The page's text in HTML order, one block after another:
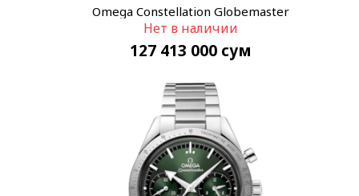
Omega Constellation Globemaster
130.33.41.22.10.001
Нет в наличии
127 413 000 сум